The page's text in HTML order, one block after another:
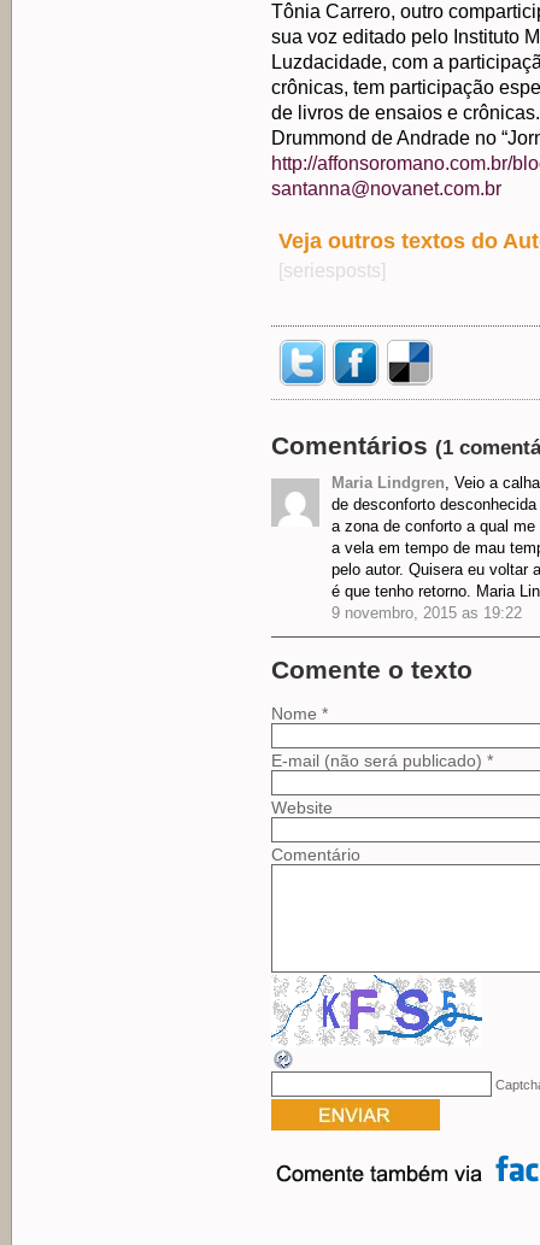
Tônia Carrero, outro
sua voz editado pelo Instituto
Luzdacidade, com a
crônicas, tem participação
de livros de ensaios e
Drummond de Andrade no
http://affonsoromano.com.br/
santanna@novanet.com.br
Veja outros textos do
[seriesposts]
Comentários (1
Maria Lindgren, Veio a
de desconforto
a zona de conforto a qual
a vela em tempo de mau
pelo autor. Quisera eu voltar
é que tenho retorno. Maria
9 novembro, 2015 as 19:22
Comente o texto
Nome *
E-mail (não será publicado) *
Website
Comentário